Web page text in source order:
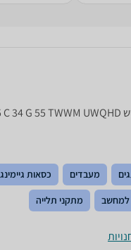
מעבדים כסאות גיימינג
למחשב מתקני תלייה